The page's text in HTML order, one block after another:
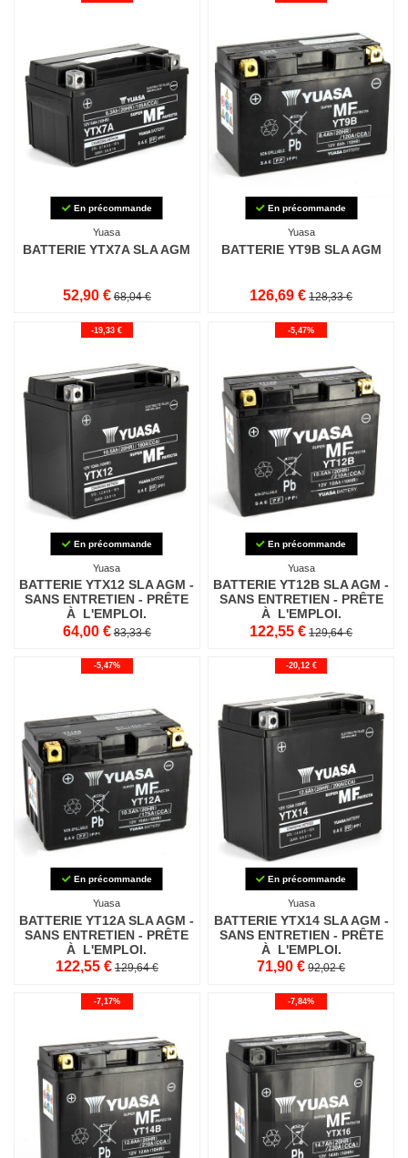
En précommande
Yuasa
BATTERIE YTX7A SLA AGM
52,90 € 68,04 €
En précommande
Yuasa
BATTERIE YT9B SLA AGM
126,69 € 128,33 €
-19,33 €
En précommande
Yuasa
BATTERIE YTX12 SLA AGM -
SANS ENTRETIEN - PRÊTE
À L'EMPLOI.
64,00 € 83,33 €
-5,47%
En précommande
Yuasa
BATTERIE YT12B SLA AGM -
SANS ENTRETIEN - PRÊTE
À L'EMPLOI.
122,55 € 129,64 €
-5,47%
En précommande
Yuasa
BATTERIE YT12A SLA AGM -
SANS ENTRETIEN - PRÊTE
À L'EMPLOI.
122,55 € 129,64 €
-20,12 €
En précommande
Yuasa
BATTERIE YTX14 SLA AGM -
SANS ENTRETIEN - PRÊTE
À L'EMPLOI.
71,90 € 92,02 €
-7,17% -7,84%